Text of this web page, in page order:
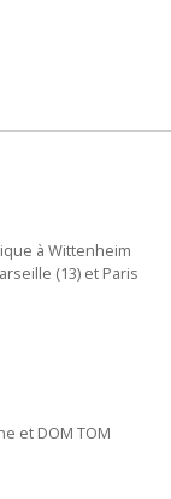
à Wittenheim
(13) et Paris
et DOM TOM